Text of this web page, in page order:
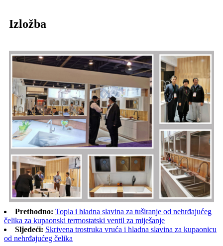
Izložba
Prethodno: Topla i hladna slavina za tuširanje od nehrđajućeg
čelika za kupaonski termostatski ventil za miješanje
Sljedeći: Skrivena trostruka vruća i hladna slavina za kupaonicu
od nehrđajućeg čelika